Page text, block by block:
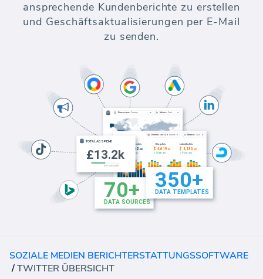
ansprechende Kundenberichte zu erstellen
und Geschäftsaktualisierungen per E-Mail
zu senden.
SOZIALE MEDIEN BERICHTERSTATTUNGSSOFTWARE
/TWITTER ÜBERSICHT